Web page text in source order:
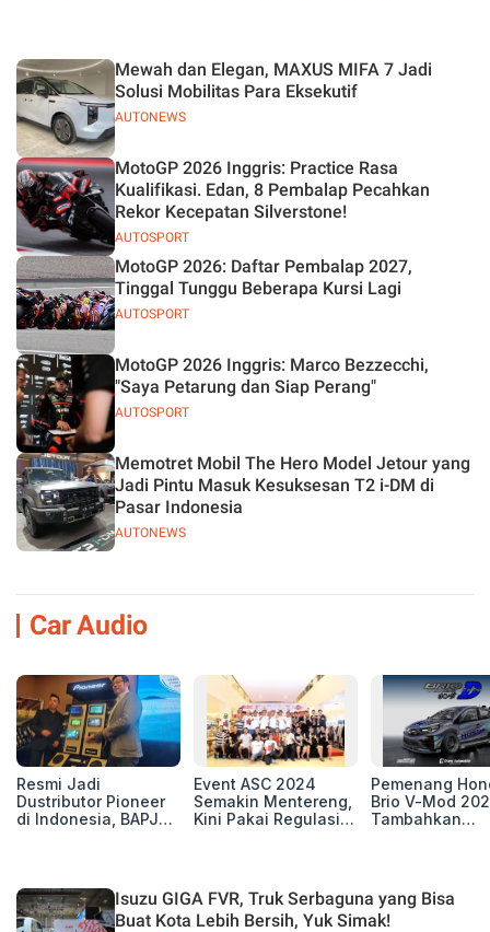
Basis Produksi
ASEAN
2026
AUTONEWS
Mewah dan Elegan, MAXUS MIFA 7 Jadi
Solusi Mobilitas Para Eksekutif
AUTOSPORT
MotoGP 2026 Inggris: Practice Rasa
Kualifikasi. Edan, 8 Pembalap Pecahkan
Rekor Kecepatan Silverstone!
AUTOSPORT
MotoGP 2026: Daftar Pembalap 2027,
Tinggal Tunggu Beberapa Kursi Lagi
AUTOSPORT
MotoGP 2026 Inggris: Marco Bezzecchi,
"Saya Petarung dan Siap Perang"
AUTONEWS
Memotret Mobil The Hero Model Jetour yang
Jadi Pintu Masuk Kesuksesan T2 i-DM di
Pasar Indonesia
Car Audio
Resmi Jadi
Dustributor Pioneer
di Indonesia, BAPJ
Event ASC 2024
Semakin Mentereng,
Kini Pakai Regulasi
Pemenang
Brio V-Mod
Tambahkan
Isuzu GIGA FVR, Truk Serbaguna yang Bisa
Buat Kota Lebih Bersih, Yuk Simak!